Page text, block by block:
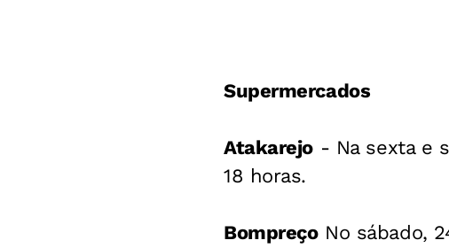
Supermercados
Atakarejo - Na sexta e
18 horas.
BompreçoNo sábado,